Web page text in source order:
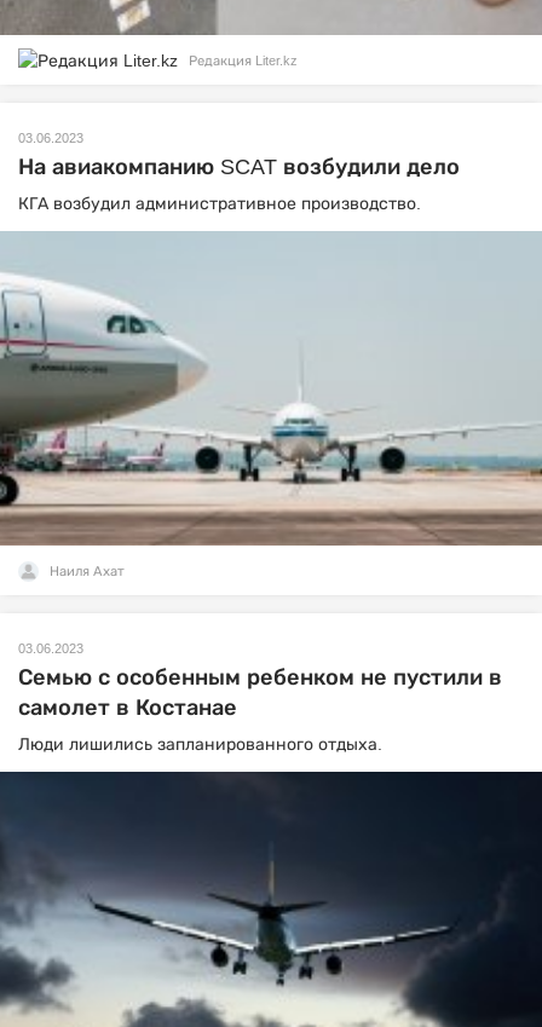
Редакция Liter.kz
03.06.2023
На авиакомпанию SCAT возбудили дело
КГА возбудил административное производство.
Наиля Ахат
03.06.2023
Семью с особенным ребенком не пустили в
самолет в Костанае
Люди лишились запланированного отдыха.